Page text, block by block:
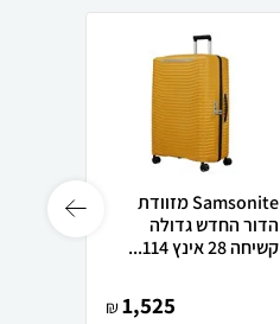
Samsonite מזוודת
הדור החדש גדולה
קשיחה 28 אינץ 114...
1,525
₪